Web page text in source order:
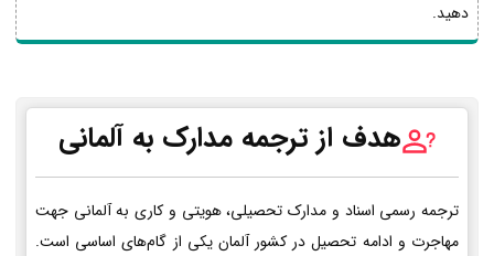
دهید.
هدف از ترجمه مدارک به آلمانی
ترجمه رسمی اسناد و مدارک تحصیلی، هویتی و کاری به آلمانی جهت
مهاجرت و ادامه تحصیل در کشور آلمان یکی از گام‌های اساسی است.